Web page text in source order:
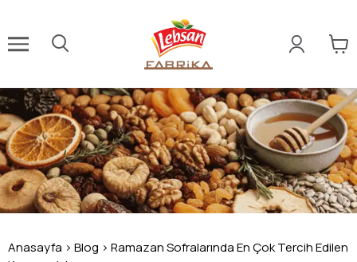
Anasayfa > Blog > Ramazan Sofralarında En Çok Tercih Edilen